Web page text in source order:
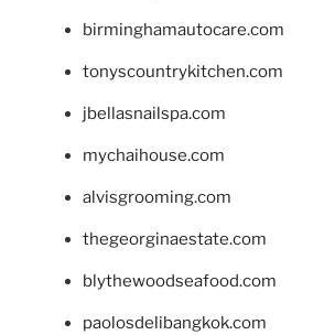
birminghamautocare.com
tonyscountrykitchen.com
jbellasnailspa.com
mychaihouse.com
alvisgrooming.com
thegeorginaestate.com
blythewoodseafood.com
paolosdelibangkok.com